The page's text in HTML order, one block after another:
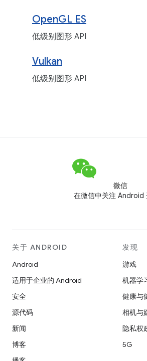
OpenGL ES
低级别图形 API
Vulkan
低级别图形 API
微信
在微信中关注 Android
关于 ANDROID
Android
适用于企业的 Android
安全
源代码
新闻
博客
发现
游戏
机器学
健康与
相机与
隐私权
5G